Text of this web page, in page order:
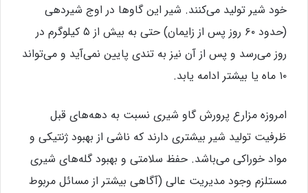
خود شیر تولید می‌کنند. شیر این گاوها در اوج شیردهی
(حدود ۶۰ روز پس از زایمان) حتی به بیش از ۵ کیلوگرم در
روز می‌رسد و پس از آن نیز به تندی پایین نمی‌آید و می‌تواند
۱۰ ماه یا بیشتر ادامه یابد.
امروزه مزارع پرورش گاو شیری نسبت به دهه‌های قبل
ظرفیت تولید شیر بیشتری دارند که ناشی از بهبود ژنتیکی و
مواد خوراکی می‌باشد. حفظ سلامتی و بهبود گله‌های شیری
مستلزم وجود مدیریت عالی (آگاهی بیشتر از مسائل مربوط